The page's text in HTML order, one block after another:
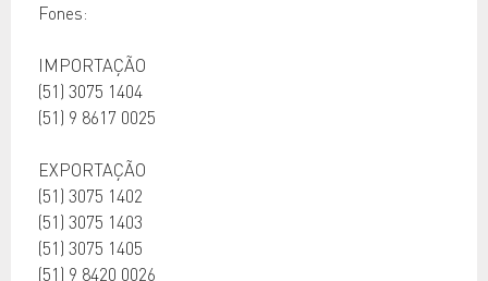
Fones:
IMPORTAÇÃO
(51) 3075 1404
(51) 9 8617 0025
EXPORTAÇÃO
(51) 3075 1402
(51) 3075 1403
(51) 3075 1405
(51) 9 8420 0026